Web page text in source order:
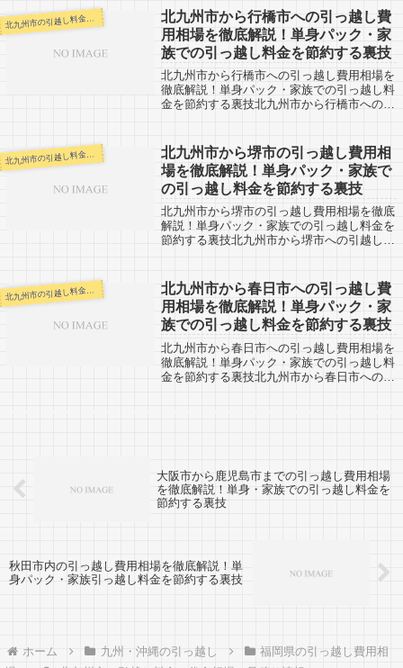
市から別府市までは約110kmと長距離に...
北九州市の引越し料金・代金相場・見積り情報
北九州市から行橋市への引っ越し費
用相場を徹底解説！単身パック・家
族での引っ越し料金を節約する裏技
北九州市から行橋市への引っ越し費用相場を
徹底解説！単身パック・家族での引っ越し料
金を節約する裏技北九州市から行橋市への引
州市から行橋市までは約20kmと近場。そ...
北九州市の引越し料金・代金相場・見積り情報
北九州市から堺市の引っ越し費用相
場を徹底解説！単身パック・家族で
の引っ越し料金を節約する裏技
北九州市から堺市の引っ越し費用相場を徹底
解説！単身パック・家族での引っ越し料金を
節約する裏技北九州市から堺市への引越し口
大阪の堺市までは約560km。翌日着での...
北九州市の引越し料金・代金相場・見積り情報
北九州市から春日市への引っ越し費
用相場を徹底解説！単身パック・家
族での引っ越し料金を節約する裏技
北九州市から春日市への引っ越し費用相場を
徹底解説！単身パック・家族での引っ越し料
金を節約する裏技北九州市から春日市への引
大阪市から鹿児島市までの引っ越し費用相場
を徹底解説！単身・家族での引っ越し料金を
節約する裏技
秋田市内の引っ越し費用相場を徹底解説！単
身パック・家族引っ越し料金を節約する裏技
ホーム 九州・沖縄の引っ越し
福岡県の引っ越し費用相